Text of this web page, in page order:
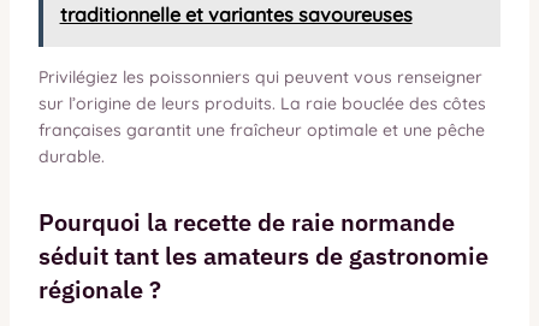
traditionnelle et variantes savoureuses
Privilégiez les poissonniers qui peuvent vous renseigner
sur l’origine de leurs produits. La raie bouclée des côtes
françaises garantit une fraîcheur optimale et une pêche
durable.
Pourquoi la recette de raie normande
séduit tant les amateurs de gastronomie
régionale ?